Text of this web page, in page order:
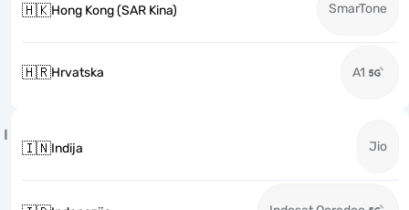
🇭🇰Hong Kong (SAR Kina) SmarTone
🇭🇷Hrvatska A1
I
🇮🇳Indija Jio